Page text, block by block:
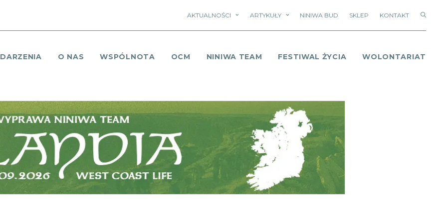
AKTUALNOŚCI ARTYKUŁY NINIWA BUD SKLEP KONTAKT
O NAS WSPÓLNOTA OCM NINIWA TEAM FESTIWAL ŻYCIA WOLONTARIAT